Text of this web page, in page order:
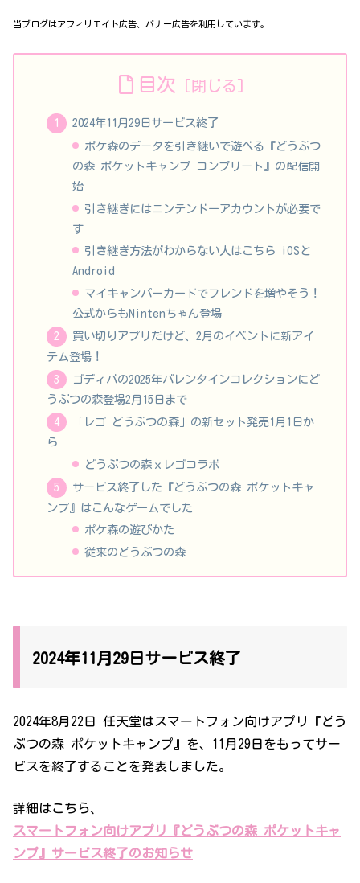
当ブログはアフィリエイト広告、バナー広告を利用しています。
目次
2024年11月29日サービス終了
ポケ森のデータを引き継いで遊べる『どうぶつ
の森 ポケットキャンプ コンプリート』の配信開
始
引き継ぎにはニンテンドーアカウントが必要で
す
引き継ぎ方法がわからない人はこちら iOSと
Android
マイキャンパーカードでフレンドを増やそう！
公式からもNintenちゃん登場
買い切りアプリだけど、2月のイベントに新アイ
テム登場！
ゴディバの2025年バレンタインコレクションにど
うぶつの森登場2月15日まで
「レゴ どうぶつの森」の新セット発売1月1日か
ら
どうぶつの森ｘレゴコラボ
サービス終了した『どうぶつの森 ポケットキャ
ンプ』はこんなゲームでした
ポケ森の遊びかた
従来のどうぶつの森
2024年11月29日サービス終了
2024年8月22日 任天堂はスマートフォン向けアプリ『どう
ぶつの森 ポケットキャンプ』を、11月29日をもってサー
ビスを終了することを発表しました。
詳細はこちら、
スマートフォン向けアプリ『どうぶつの森 ポケットキャ
ンプ』サービス終了のお知らせ